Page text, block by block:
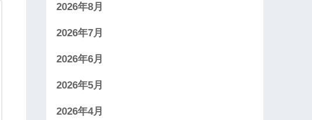
2026年8月
2026年7月
2026年6月
2026年5月
2026年4月